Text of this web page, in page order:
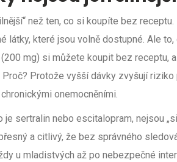
než ten, co si koupíte bez
látky, které jsou volně dostupné. Ale
mg) si můžete koupit bez receptu,
Protože vyšší dávky zvyšují
onemocněními.
sertralin nebo escitalopram, nejsou
a citlivý, že bez správného
u mladistvých až po nebezpečné